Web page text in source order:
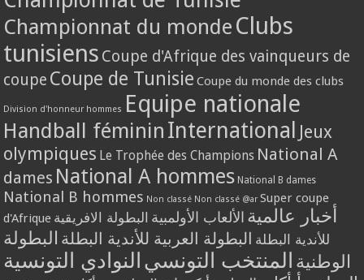
Championnat du monde Clubs
tunisiens Coupe d'Afrique des vainqueurs de
coupe Coupe de Tunisie Coupe du monde des clubs
Division d'honneur hommes Equipe nationale
Handball féminin International Jeux
olympiques Le Trophée des Champions National A
dames National A hommes National B dames
National B hommes Non classé Non classé @ar Super coupe
d'Afrique
أخبار عالمية الألعاب الأولمبية البطولة الافريقية
للأندية البطلة البطولة العربية للأندية البطلة البطولة
الوطنية المنتخب التونسي النوادي التونسية